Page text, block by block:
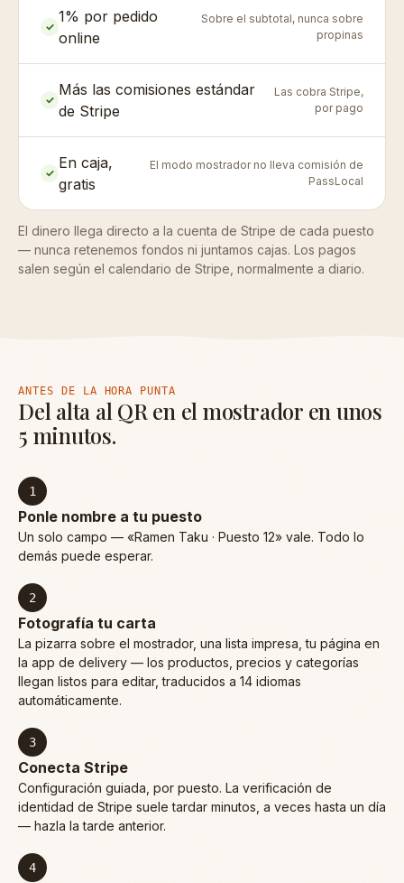
✓
1% por pedido
online
Sobre el subtotal, nunca sobre
propinas
✓
Más las comisiones estándar
de Stripe
Las cobra Stripe,
por pago
✓
En caja,
gratis
El modo mostrador no lleva comisión de
PassLocal
El dinero llega directo a la cuenta de Stripe de cada puesto
— nunca retenemos fondos ni juntamos cajas. Los pagos
salen según el calendario de Stripe, normalmente a diario.
ANTES DE LA HORA PUNTA
Del alta al QR en el mostrador en unos
5 minutos.
1
Ponle nombre a tu puesto
Un solo campo — «Ramen Taku · Puesto 12» vale. Todo lo
demás puede esperar.
2
Fotografía tu carta
La pizarra sobre el mostrador, una lista impresa, tu página en
la app de delivery — los productos, precios y categorías
llegan listos para editar, traducidos a 14 idiomas
automáticamente.
3
Conecta Stripe
Configuración guiada, por puesto. La verificación de
identidad de Stripe suele tardar minutos, a veces hasta un día
— hazla la tarde anterior.
4